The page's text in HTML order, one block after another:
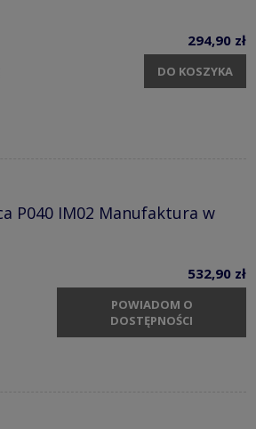
294,90 zł
DO KOSZYKA
P040 IM02 Manufaktura w
532,90 zł
POWIADOM O
DOSTĘPNOŚCI